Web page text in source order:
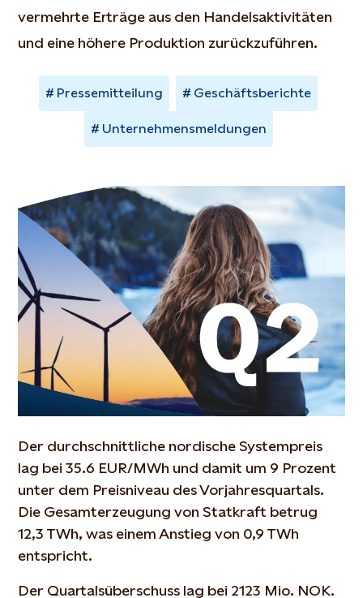
vermehrte Erträge aus den Handelsaktivitäten
und eine höhere Produktion zurückzuführen.
Pressemitteilung Geschäftsberichte
Unternehmensmeldungen
Der durchschnittliche nordische Systempreis
lag bei 35.6 EUR/MWh und damit um 9 Prozent
unter dem Preisniveau des Vorjahresquartals.
Die Gesamterzeugung von Statkraft betrug
12,3 TWh, was einem Anstieg von 0,9 TWh
entspricht.
Der Quartalsüberschuss lag bei 2123 Mio. NOK.